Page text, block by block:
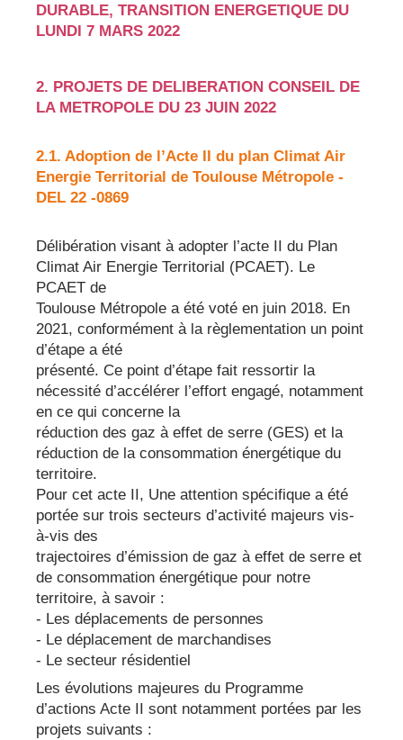
DURABLE, TRANSITION ENERGETIQUE DU
LUNDI 7 MARS 2022
2. PROJETS DE DELIBERATION CONSEIL DE
LA METROPOLE DU 23 JUIN 2022
2.1. Adoption de l’Acte II du plan Climat Air
Energie Territorial de Toulouse Métropole -
DEL 22 -0869
Délibération visant à adopter l’acte II du Plan
Climat Air Energie Territorial (PCAET). Le
PCAET de
Toulouse Métropole a été voté en juin 2018. En
2021, conformément à la règlementation un point
d’étape a été
présenté. Ce point d’étape fait ressortir la
nécessité d’accélérer l’effort engagé, notamment
en ce qui concerne la
réduction des gaz à effet de serre (GES) et la
réduction de la consommation énergétique du
territoire.
Pour cet acte II, Une attention spécifique a été
portée sur trois secteurs d’activité majeurs vis-
à-vis des
trajectoires d’émission de gaz à effet de serre et
de consommation énergétique pour notre
territoire, à savoir :
- Les déplacements de personnes
- Le déplacement de marchandises
- Le secteur résidentiel
Les évolutions majeures du Programme
d’actions Acte II sont notamment portées par les
projets suivants :